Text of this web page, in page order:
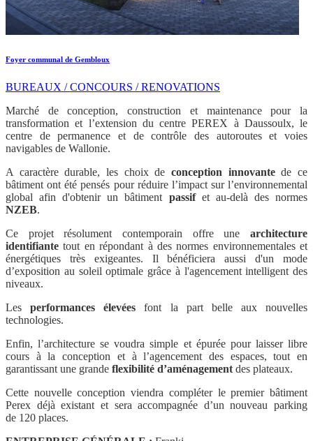
Foyer communal de Gembloux
BUREAUX / CONCOURS / RENOVATIONS
Marché de conception, construction et maintenance pour la
transformation et l’extension du centre PEREX à Daussoulx, le
centre de permanence et de contrôle des autoroutes et voies
navigables de Wallonie.
A caractère durable, les choix de conception innovantede ce
bâtiment ont été pensés pour réduire l’impact sur l’environnemental
global afin d'obtenir un bâtiment passifet au-delà des normes
NZEB.
Ce projet résolument contemporain offre une architecture
identifiante tout en répondant à des normes environnementales et
énergétiques très exigeantes. Il bénéficiera aussi d'un mode
d’exposition au soleil optimale grâce à l'agencement intelligent des
niveaux.
Lesperformances élevéesfont la part belle aux nouvelles
technologies.
Enfin, l’architecture se voudra simple et épurée pour laisser libre
cours à la conception et à l’agencement des espaces, tout en
garantissant une grande flexibilité d’aménagement des plateaux.
Cette nouvelle conception viendra compléter le premier bâtiment
Perex déjà existant et sera accompagnée d’un nouveau parking
de 120 places.